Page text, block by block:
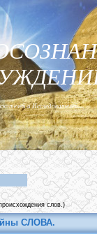
и Исследователей...
слов.)
СЛОВА.